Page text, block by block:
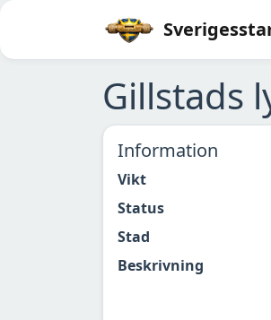
Gillstads
Information
Vikt
Status
Stad
Beskrivning